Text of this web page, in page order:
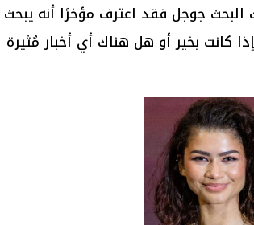
جوجل فقد اعترف مؤخرًا أنه يبحث
كانت بخير أو هل هناك أي أخبار مُثيرة